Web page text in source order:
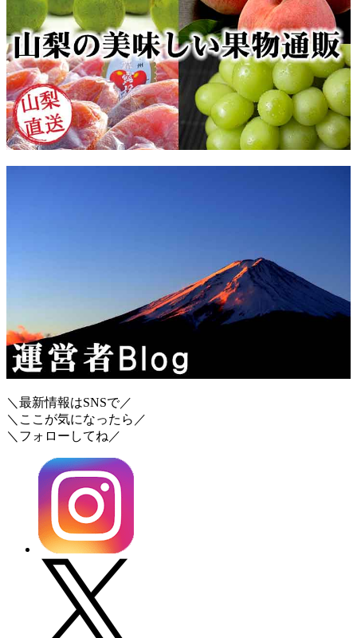
＼最新情報はSNSで／
＼ここが気になったら／
＼フォローしてね／